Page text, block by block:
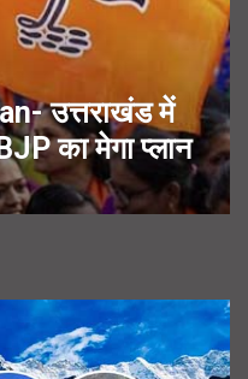
22 हजार
पर हाईकोर्ट में